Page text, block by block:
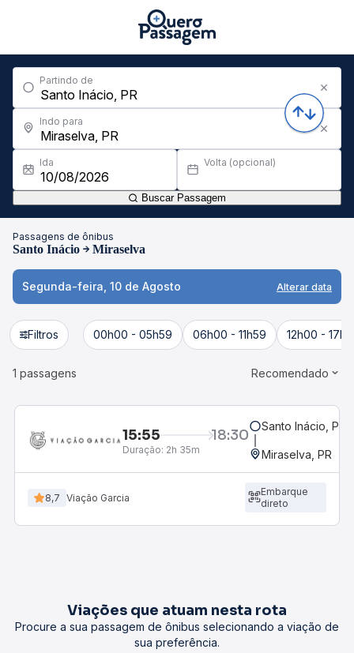
Partindo de
Indo para
Ida Volta (opcional)
Buscar Passagem
Passagens de ônibus
Santo Inácio Miraselva
Segunda-feira, 10 de Agosto Alterar data
Filtros 00h00 - 05h59 06h00 - 11h59 12h00 -
1 passagens Recomendado
15:55 18:30
Duração: 2h 35m
Santo Inácio, PR
Miraselva, PR
8,7 Viação Garcia
Embarque
direto
Viações que atuam nesta rota
Procure a sua passagem de ônibus selecionando a viação de
sua preferência.